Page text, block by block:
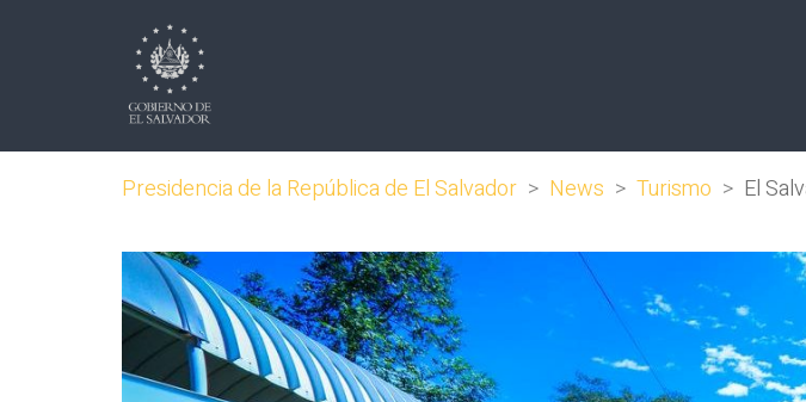
Presidencia de la República de El Salvador > News > Turismo > El